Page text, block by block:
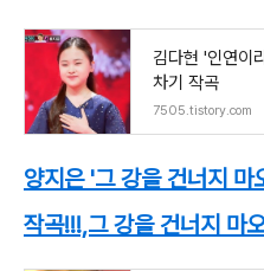
김다현 '인연이
차기 작곡
7505.tistory.com
양지은 '그 강을 건너지 마
작곡!!!,그 강을 건너지 마